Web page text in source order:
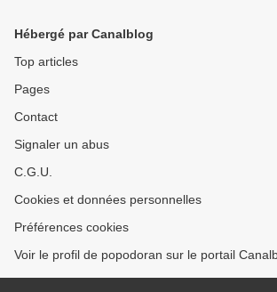
Hébergé par Canalblog
Top articles
Pages
Contact
Signaler un abus
C.G.U.
Cookies et données personnelles
Préférences cookies
Voir le profil de popodoran sur le portail